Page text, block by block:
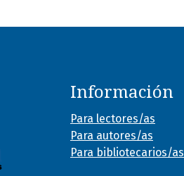
Información
Para lectores/as
Para autores/as
Para bibliotecarios/as